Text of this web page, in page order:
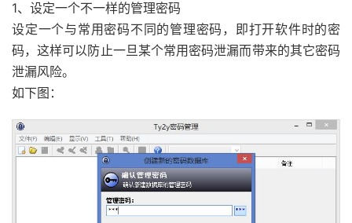
1、设定一个不一样的管理密码
设定一个与常用密码不同的管理密码，即打开软件时的密
码，这样可以防止一旦某个常用密码泄漏而带来的其它密码
泄漏风险。
如下图：